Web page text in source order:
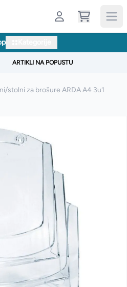
ARTIKLI NA POPUSTU
stolni za brošure ARDA A4 3u1